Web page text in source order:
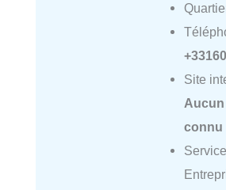
Site
connu